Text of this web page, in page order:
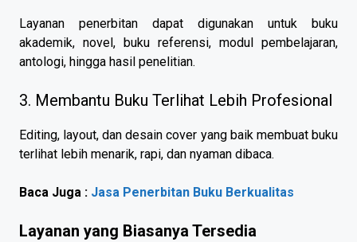
Layanan penerbitan dapat digunakan untuk buku
akademik, novel, buku referensi, modul pembelajaran,
antologi, hingga hasil penelitian.
3. Membantu Buku Terlihat Lebih Profesional
Editing, layout, dan desain cover yang baik membuat buku
terlihat lebih menarik, rapi, dan nyaman dibaca.
Baca Juga : Jasa Penerbitan Buku Berkualitas
Layanan yang Biasanya Tersedia